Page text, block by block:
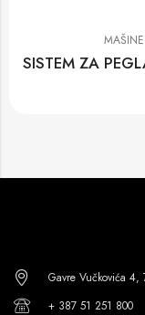
Gavre Vučkovića
+ 387 51 251 800